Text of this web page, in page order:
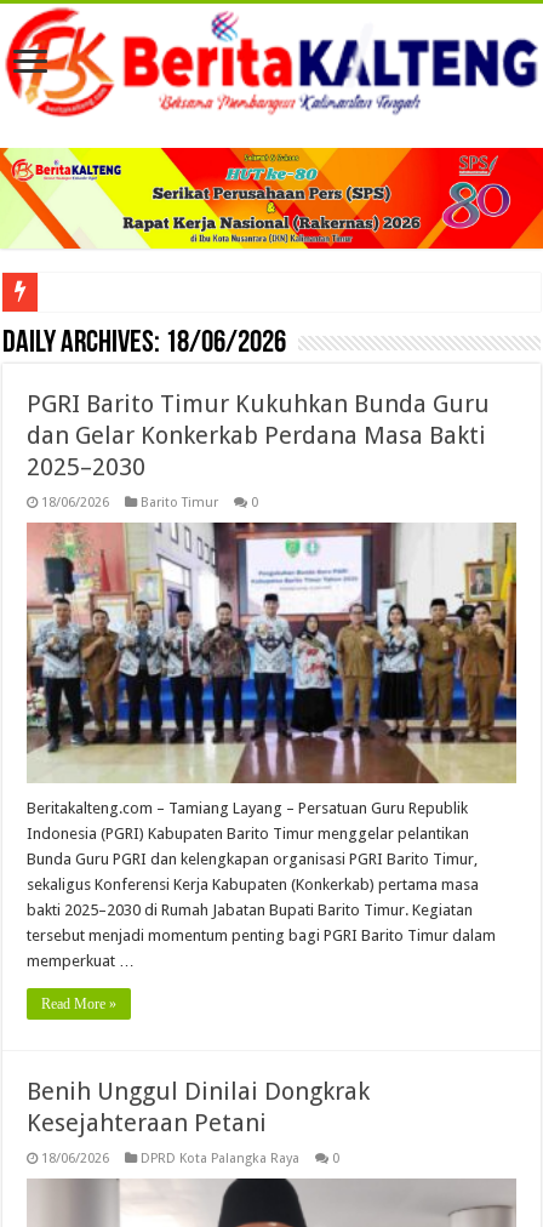
Viral! Selama Dua Bulan Lebih Siltap Serta Tunjangan Pemdes dan BPD di
Daily Archives: 18/06/2026
PGRI Barito Timur Kukuhkan Bunda Guru
dan Gelar Konkerkab Perdana Masa Bakti
2025–2030
18/06/2026 Barito Timur 0
Beritakalteng.com – Tamiang Layang – Persatuan Guru Republik
Indonesia (PGRI) Kabupaten Barito Timur menggelar pelantikan
Bunda Guru PGRI dan kelengkapan organisasi PGRI Barito Timur,
sekaligus Konferensi Kerja Kabupaten (Konkerkab) pertama masa
bakti 2025–2030 di Rumah Jabatan Bupati Barito Timur. Kegiatan
tersebut menjadi momentum penting bagi PGRI Barito Timur dalam
memperkuat …
Read More »
Benih Unggul Dinilai Dongkrak
Kesejahteraan Petani
18/06/2026 DPRD Kota Palangka Raya 0